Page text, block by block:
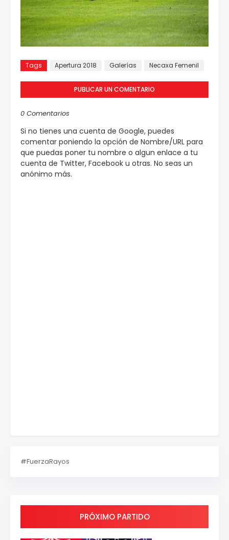
Tags Apertura 2018 Galerías Necaxa Femenil
PUBLICAR UN COMENTARIO
0 Comentarios
Si no tienes una cuenta de Google, puedes
comentar poniendo la opción de Nombre/URL para
que puedas poner tu nombre o algun enlace a tu
cuenta de Twitter, Facebook u otras. No seas un
anónimo más.
#FuerzaRayos
PRÓXIMO PARTIDO